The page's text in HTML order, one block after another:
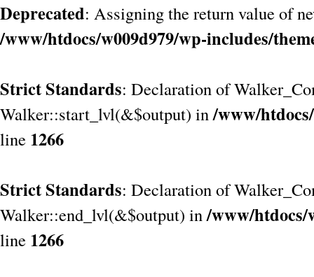
Deprecated: Assigning the return value of
/www/htdocs/w009d979/wp-includes/
Strict Standards: Declaration of
Walker::start_lvl(&$output) in/www/
line 1266
Strict Standards: Declaration of
Walker::end_lvl(&$output) in/www/htdocs/
line 1266